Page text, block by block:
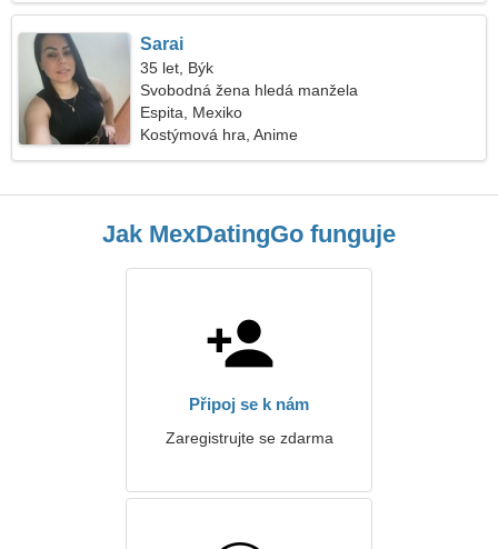
Sarai
35 let, Býk
Svobodná žena hledá manžela
Espita, Mexiko
Kostýmová hra, Anime
Jak MexDatingGo funguje
Připoj se k nám
Zaregistrujte se zdarma